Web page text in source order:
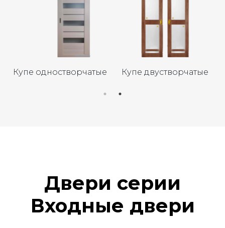
Одностворчатые Двустворчатые
Двери серии
Входные двери